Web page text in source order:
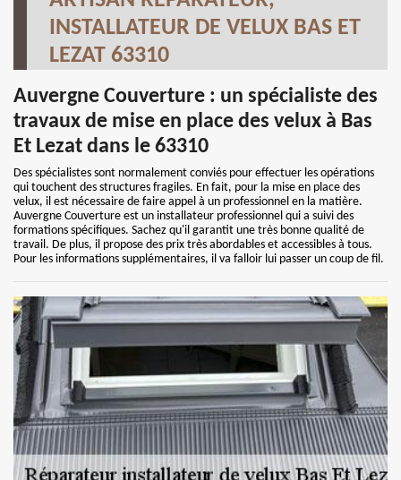
INSTALLATEUR DE VELUX BAS ET
LEZAT 63310
Auvergne Couverture : un spécialiste des
travaux de mise en place des velux à Bas
Et Lezat dans le 63310
Des spécialistes sont normalement conviés pour effectuer les opérations
qui touchent des structures fragiles. En fait, pour la mise en place des
velux, il est nécessaire de faire appel à un professionnel en la matière.
Auvergne Couverture est un installateur professionnel qui a suivi des
formations spécifiques. Sachez qu'il garantit une très bonne qualité de
travail. De plus, il propose des prix très abordables et accessibles à tous.
Pour les informations supplémentaires, il va falloir lui passer un coup de fil.